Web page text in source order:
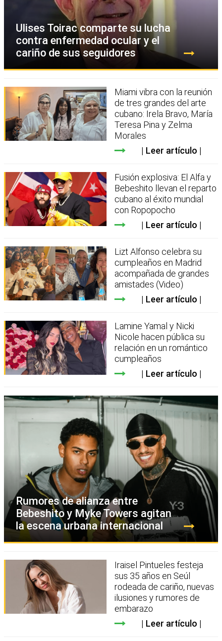
Ulises Toirac comparte su lucha
contra enfermedad ocular y el
cariño de sus seguidores
Miami vibra con la reunión
de tres grandes del arte
cubano: Irela Bravo, María
Teresa Pina y Zelma
Morales
Leer artículo
Fusión explosiva: El Alfa y
Bebeshito llevan el reparto
cubano al éxito mundial
con Ropopocho
Leer artículo
Lizt Alfonso celebra su
cumpleaños en Madrid
acompañada de grandes
amistades (Video)
Leer artículo
Lamine Yamal y Nicki
Nicole hacen pública su
relación en un romántico
cumpleaños
Leer artículo
Rumores de alianza entre
Bebeshito y Myke Towers agitan
la escena urbana internacional
Iraisel Pintueles festeja
sus 35 años en Seúl
rodeada de cariño, nuevas
ilusiones y rumores de
embarazo
Leer artículo